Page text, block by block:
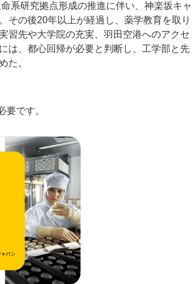
系研究拠点形成の推進に伴い、神楽坂キャ
その後20年以上が経過し、薬学教育を取り
習先や大学院の充実、羽田空港へのアクセ
は、都心回帰が必要と判断し、工学部と先
た。
要です。